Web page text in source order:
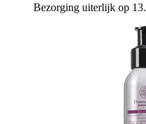
Bezorging uiterlijk op